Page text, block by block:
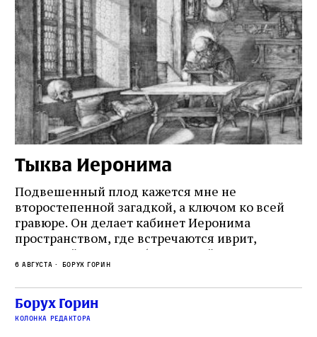
Тыква Иеронима
Подвешенный плод кажется мне не
второстепенной загадкой, а ключом ко всей
гравюре. Он делает кабинет Иеронима
пространством, где встречаются иврит,
греческий и латынь; буквальный смысл и
церковная традиция; филологическая
точность и понятность; переводчик,
убеждённый в необходимости исправления, и
читатель, воспринимающий исправление как
6 августа Борух Горин
Борух Горин
колонка редактора